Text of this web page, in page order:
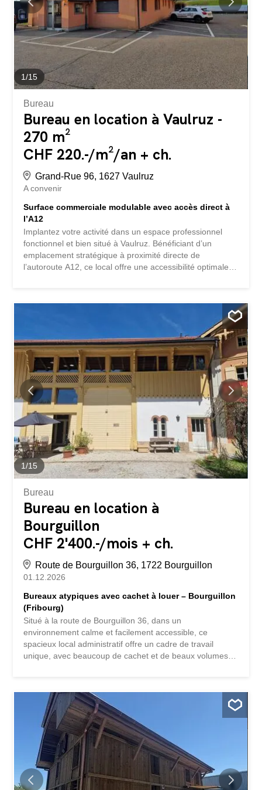
1/15
Bureau
Bureau en location à Vaulruz -
270 m²
CHF 220.-/m²/an + ch.
Grand-Rue 96, 1627 Vaulruz
A convenir
Surface commerciale modulable avec accès direct à
l’A12
Implantez votre activité dans un espace professionnel
fonctionnel et bien situé à Vaulruz. Bénéficiant d’un
emplacement stratégique à proximité directe de
l’autoroute A12, ce local offre une accessibilité optimale et
de nombreux types d’activités, qu’il s’agisse de bureaux,
de vente, d’exposition ou de prestations de services. Sa
configuration modulable vous permet d’organiser les
espaces selon vos besoins et d’optimiser votre
environnement de travail. Les locaux profitent d’une
agréable luminosité naturelle et d’un cadre professionnel
soigné. Des possibilités de stationnement à proximité
facilitent l’accueil de votre clientèle et le confort de vos
collaborateurs au quotidien. Une opportunité idéale pour
établir ou développer votre activité dans une région en
pleine évolution, parfaitement connectée aux principaux
pôles...
1/15
Bureau
Bureau en location à
Bourguillon
CHF 2'400.-/mois + ch.
Route de Bourguillon 36, 1722 Bourguillon
01.12.2026
Bureaux atypiques avec cachet à louer – Bourguillon
(Fribourg)
Situé à la route de Bourguillon 36, dans un
environnement calme et facilement accessible, ce
spacieux local administratif offre un cadre de travail
unique, avec beaucoup de cachet et de beaux volumes.
Réduits 1er étage : Deux bureaux, dont un ouvert Cuisine
entièrement équipée et agencée 2ème étage : Une
galerie Un bureau 3ème étage : Un grand espace ouvert
Atouts : Architecture chaleureuse avec structure en bois
apparente Espaces modulables sur plusieurs niveaux
Belle luminosité 4 places de parc extérieures Ce bien
convient parfaitement à une entreprise, une activité
administrative, un espace de coworking ou une
association à la recherche d’un lieu de travail original et